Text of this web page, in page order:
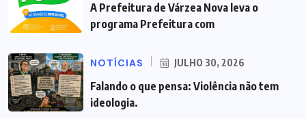
A Prefeitura de Várzea Nova leva o
programa Prefeitura com
NOTÍCIAS JULHO 30, 2026
Falando o que pensa: Violência não tem
ideologia.